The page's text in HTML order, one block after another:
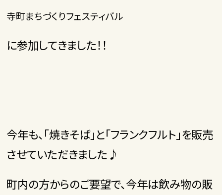
寺町まちづくりフェスティバル
に参加してきました！！
今年も、「焼きそば」と「フランクフルト」を販売
させていただきました♪
町内の方からのご要望で、今年は飲み物の販